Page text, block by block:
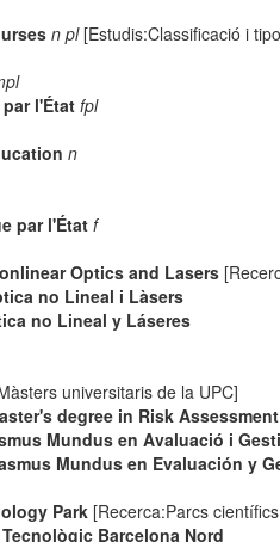
n pl[Estudis:Classificació i
l'État fpl
n
par l'État f
Optics and Lasers
no Lineal i Làsers
no Lineal y Láseres
universitaris de la UPC]
degree in Risk
Mundus en Avaluació i
Mundus en Evaluación y
Park [Recerca:Parcs
Tecnològic Barcelona Nord